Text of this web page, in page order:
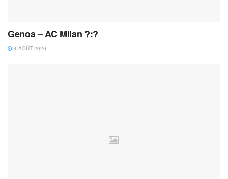
Genoa – AC Milan ?:?
4 AOÛT 2026